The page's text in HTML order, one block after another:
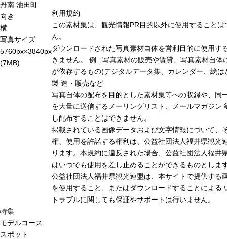
丹南 池田町
向き
横
写真サイズ
5760px×3840px
(7MB)
利用規約
この素材集は、観光情報PR目的以外に使用することは
ん。
ダウンロードされた写真素材自体を営利目的に使用す
きません。 例 : 写真素材の販売や賃貸、写真素材自体
が依存するもの(デジタルデータ集、カレンダー、絵は
製 造・販売など
写真自体の配布を目的とした素材集等への収録や、同
を大量に送信するメーリングリスト、メールマガジン
し配布することはできません。
掲載されている画像データおよび文字情報について、
権、使用を許諾する権利は、公益社団法人福井県観光
ります。本規約に違反された場合、公益社団法人福井
はいつでも使用を差し止めることができるものとしま
公益社団法人福井県観光連盟は、本サイトで提供する
を使用すること、またはダウンロードすることによる
トラブルに関しても保証やサポートは行いません。
特集
モデルコース
スポット